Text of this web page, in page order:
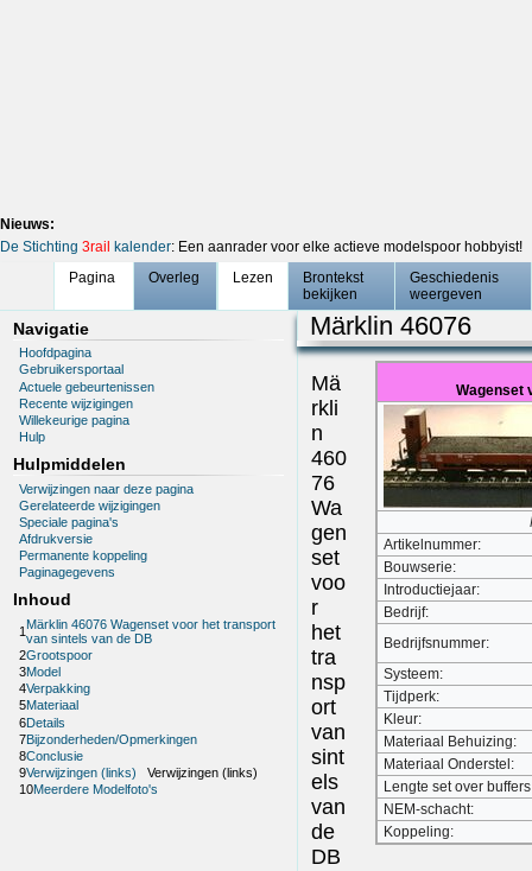
Nieuws:
De Stichting 3rail kalender: Een aanrader voor elke actieve modelspoor hobbyist!
Pagina
Overleg Lezen
Brontekst
bekijken
Geschiedenis
weergeven
Navigatie
Hoofdpagina
Gebruikersportaal
Actuele gebeurtenissen
Recente wijzigingen
Willekeurige pagina
Hulp
Hulpmiddelen
Verwijzingen naar deze pagina
Gerelateerde wijzigingen
Speciale pagina's
Afdrukversie
Permanente koppeling
Paginagegevens
Inhoud
1 Märklin 46076 Wagenset voor het transport
van sintels van de DB
2Grootspoor
3Model
4Verpakking
5Materiaal
6Details
7Bijzonderheden/Opmerkingen
8Conclusie
9Verwijzingen (links)
Verwijzingen (links)
10Meerdere Modelfoto's
Märklin 46076
Wagenset
Artikelnummer:
Bouwserie:
Introductiejaar:
Bedrijf:
Bedrijfsnummer:
Systeem:
Tijdperk:
Kleur:
Materiaal Behuizing:
Materiaal Onderstel:
Lengte set over
NEM-schacht:
Koppeling:
Mä
rkli
n
460
76
Wa
gen
set
voo
r
het
tra
nsp
ort
van
sint
els
van
de
DB